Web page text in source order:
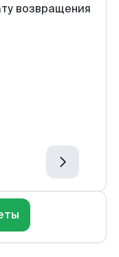
возвращения